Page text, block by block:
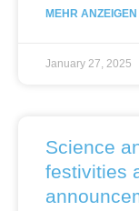
MEHR ANZEIGEN
January 27, 2025
Science
festivities